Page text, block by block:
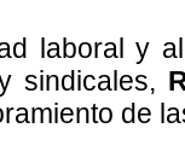
laboral y
sindicales,
de